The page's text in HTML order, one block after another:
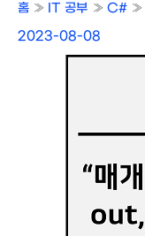
홈 IT 공부 C#
2023-08-08